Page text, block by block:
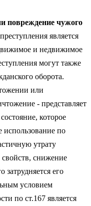
чужого
является
и недвижимое
могут также
оборота.
или
- представляет
которое
использование по
утрату
свойств, снижение
затрудняется его
условием
по ст.167 является